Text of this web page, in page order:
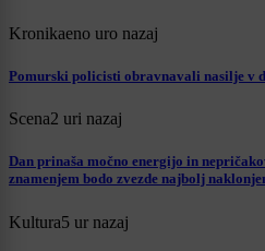
Kronikaeno uro nazaj
Pomurski policisti obravnavali nasilje v
Scena2 uri nazaj
Dan prinaša močno energijo in
znamenjem bodo zvezde najbolj
Kultura5 ur nazaj